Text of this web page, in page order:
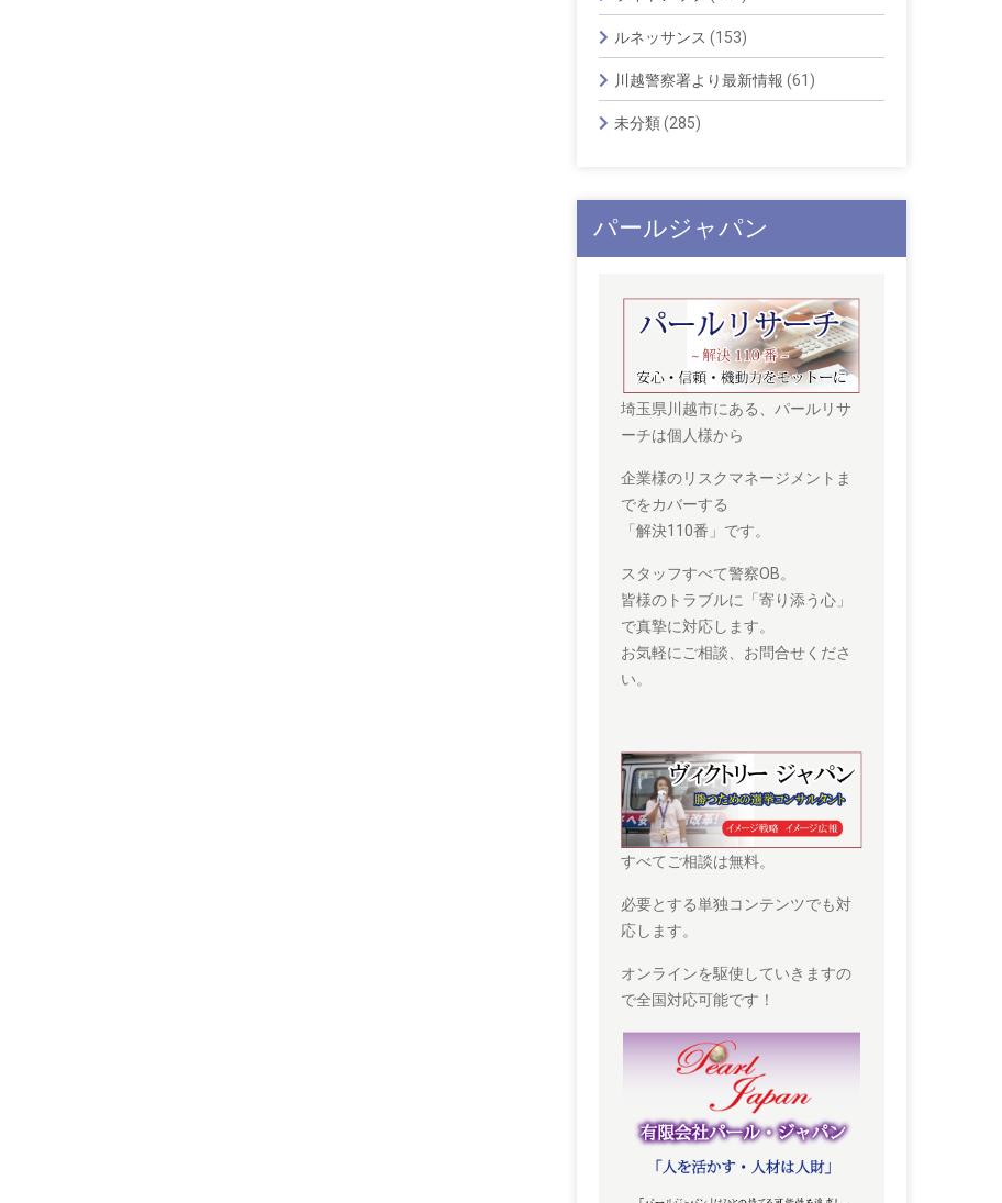
ルネッサンス (153)
川越警察署より最新情報 (61)
未分類(285)
パールジャパン
埼玉県川越市にある、パールリサ
ーチは個人様から
企業様のリスクマネージメントま
でをカバーする
「解決110番」です。
スタッフすべて警察OB。
皆様のトラブルに「寄り添う心」
で真摯に対応します。
お気軽にご相談、お問合せくださ
い。
すべてご相談は無料。
必要とする単独コンテンツでも対
応します。
オンラインを駆使していきますの
で全国対応可能です！